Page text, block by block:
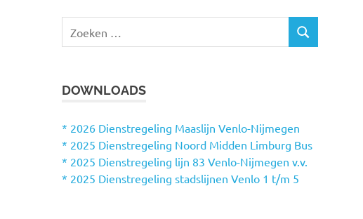
e
n
a
a
r
Z
DOWNLOADS
* 2026 Dienstregeling Maaslijn Venlo-Nijmegen
* 2025 Dienstregeling Noord Midden Limburg Bus
* 2025 Dienstregeling lijn 83 Venlo-Nijmegen v.v.
* 2025 Dienstregeling stadslijnen Venlo 1 t/m 5